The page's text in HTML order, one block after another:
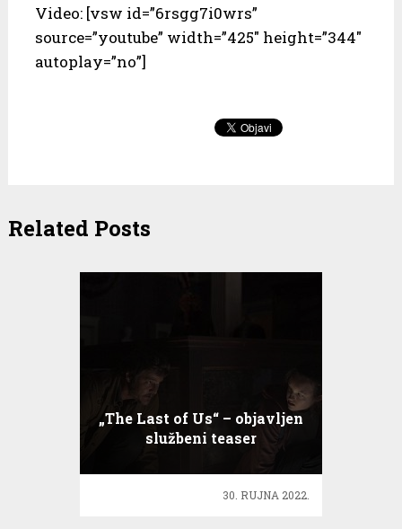
Video: [vsw id=”6rsgg7i0wrs”
source=”youtube” width=”425″ height=”344″
autoplay=”no”]
Related Posts
„Тhe Last of Us“ – objavljen
službeni teaser
30. RUJNA 2022.